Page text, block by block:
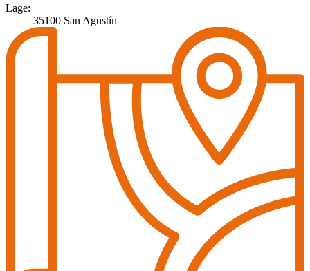
Lage:
35100 San Agustín